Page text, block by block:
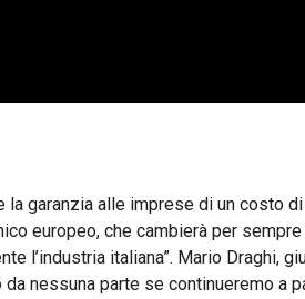
la garanzia alle imprese di un costo
europeo, che cambierà per sempre
l’industria italiana”. Mario Draghi,
nessuna parte se continueremo a